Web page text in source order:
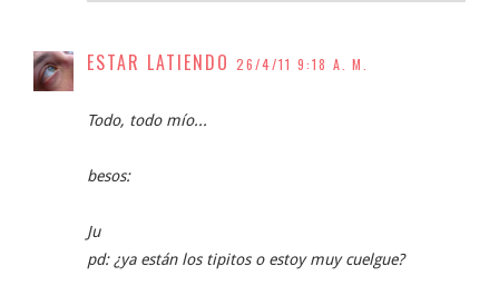
ESTAR LATIENDO 26/4/11 9:18 A. M.
Todo, todo mío...
besos:
Ju
pd: ¿ya están los tipitos o estoy muy cuelgue?